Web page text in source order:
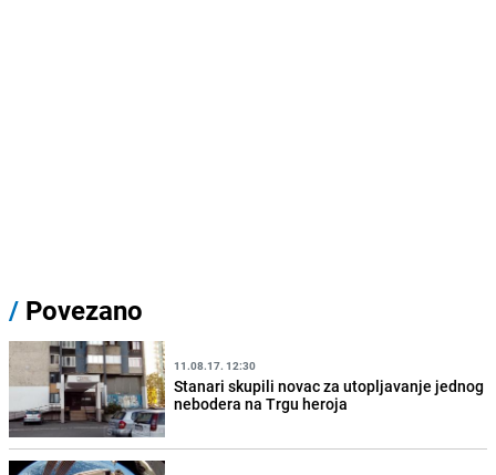
/ Povezano
11.08.17. 12:30
Stanari skupili novac za utopljavanje jednog
nebodera na Trgu heroja